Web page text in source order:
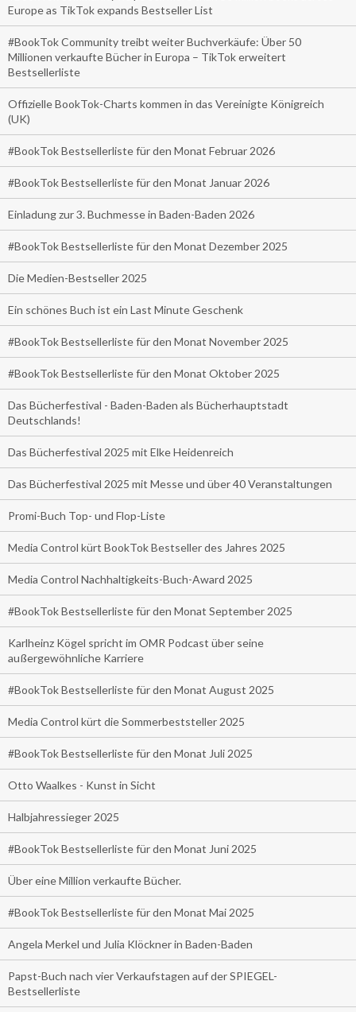
Europe as TikTok expands Bestseller List
#BookTok Community treibt weiter Buchverkäufe: Über 50
Millionen verkaufte Bücher in Europa – TikTok erweitert
Bestsellerliste
Offizielle BookTok-Charts kommen in das Vereinigte Königreich
(UK)
#BookTok Bestsellerliste für den Monat Februar 2026
#BookTok Bestsellerliste für den Monat Januar 2026
Einladung zur 3. Buchmesse in Baden-Baden 2026
#BookTok Bestsellerliste für den Monat Dezember 2025
Die Medien-Bestseller 2025
Ein schönes Buch ist ein Last Minute Geschenk
#BookTok Bestsellerliste für den Monat November 2025
#BookTok Bestsellerliste für den Monat Oktober 2025
Das Bücherfestival - Baden-Baden als Bücherhauptstadt
Deutschlands!
Das Bücherfestival 2025 mit Elke Heidenreich
Das Bücherfestival 2025 mit Messe und über 40 Veranstaltungen
Promi-Buch Top- und Flop-Liste
Media Control kürt BookTok Bestseller des Jahres 2025
Media Control Nachhaltigkeits-Buch-Award 2025
#BookTok Bestsellerliste für den Monat September 2025
Karlheinz Kögel spricht im OMR Podcast über seine
außergewöhnliche Karriere
#BookTok Bestsellerliste für den Monat August 2025
Media Control kürt die Sommerbeststeller 2025
#BookTok Bestsellerliste für den Monat Juli 2025
Otto Waalkes - Kunst in Sicht
Halbjahressieger 2025
#BookTok Bestsellerliste für den Monat Juni 2025
Über eine Million verkaufte Bücher.
#BookTok Bestsellerliste für den Monat Mai 2025
Angela Merkel und Julia Klöckner in Baden-Baden
Papst-Buch nach vier Verkaufstagen auf der SPIEGEL-
Bestsellerliste